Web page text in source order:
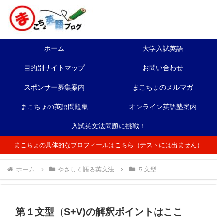
ホーム 大学入試英語
目的別サイトマップ お問い合わせ
スポンサー募集案内 まこちょのメルマガ
まこちょの英語問題集 オンライン英語塾案内
入試英文法問題に挑戦！
まこちょの具体的なプロフィールはこちら（テストには出ません）
ホーム やさしく語る英文法 ５文型
第１文型（S+V)の解釈ポイントはここ